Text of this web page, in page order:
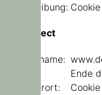
Beschreibung:
sf_redirect
Domainname:
Ende
Speicherort:
Cookie